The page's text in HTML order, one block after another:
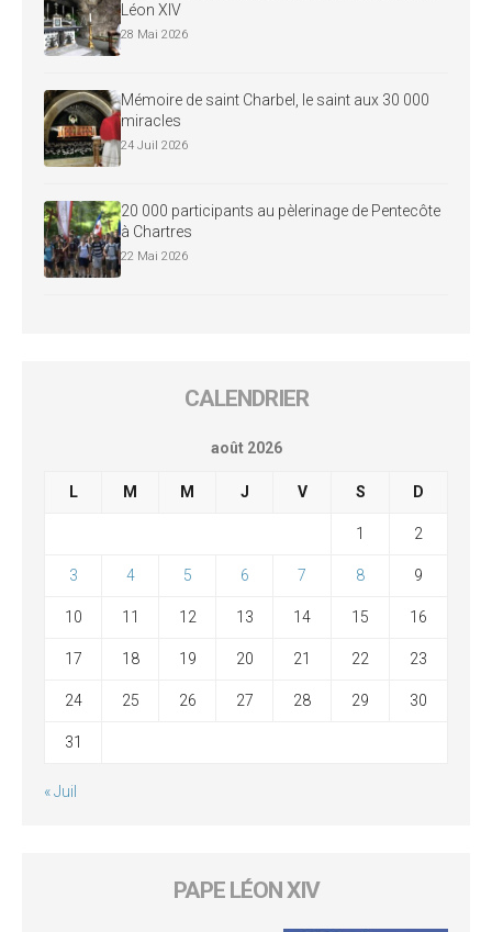
Léon XIV
28 Mai 2026
Mémoire de saint Charbel, le saint aux 30 000
miracles
24 Juil 2026
20 000 participants au pèlerinage de Pentecôte
à Chartres
22 Mai 2026
CALENDRIER
août 2026
L M M J V S D
1 2
3 4 5 6 7 8 9
10 11 12 13 14 15 16
17 18 19 20 21 22 23
24 25 26 27 28 29 30
31
« Juil
PAPE LÉON XIV